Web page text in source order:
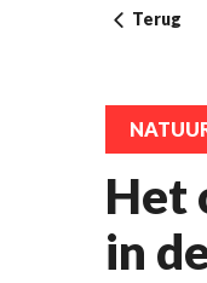
Terug
Het
in